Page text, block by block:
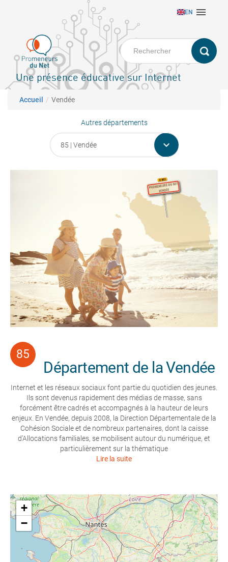
principal
EN 
Une présence éducative sur Internet
Fil d'Ariane
Accueil Vendée
Autres départements

Département de la Vendée
Internet et les réseaux sociaux font partie du quotidien des jeunes.
Ils sont devenus rapidement des médias de masse, sans
forcément être cadrés et accompagnés à la hauteur de leurs
enjeux. En Vendée, depuis 2008, la Direction Départementale de la
Cohésion Sociale et de nombreux partenaires, dont la caisse
d’Allocations familiales, se mobilisent autour du numérique, et
particulièrement sur la thématique
Lire la suite
+
−